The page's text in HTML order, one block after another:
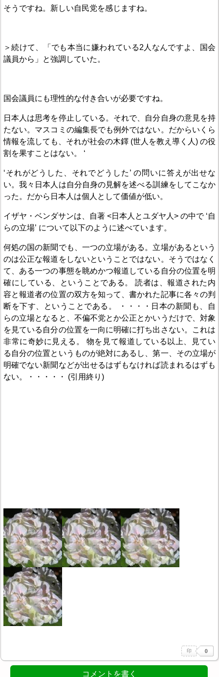
そうですね。新しい自民党を感じますね。
＞続けて、「でも本当に嫌われている2人なんですよ、国会
議員から」と強調していた。
国会議員にも理性的な付き合いが必要ですね。
日本人は思考を停止している。それで、自分自身の意見を持
たない。マスコミの編集長でも例外ではない。だからいくら
情報を流しても、それが社会の木鐸 (世人を教え導く人) の役
割を果すことはない。 ‘
‘それがどうした、それでどうした’ の問いに答えが出せな
い。我々日本人は自分自身の見解を述べる訓練をしてこなか
った。だから日本人は個人として価値が低い。
イザヤ・ベンダサンは、自著 <日本人とユダヤ人> の中で ‘自
らの立場’ について以下のように述べています。
何処の国の新聞でも、一つの立場がある。立場があるという
のは公正な報道をしないということではない。そうではなく
て、ある一つの事態を眺めかつ報道している自分の位置を明
確にしている、ということである。 読者は、報道された内
容と報道者の位置の双方を知って、書かれた記事に各々の判
断を下す、ということである。 ・・・・日本の新聞も、自
らの立場となると、不偏不党とか公正とかいうだけで、対象
を見ている自分の位置を一向に明確に打ち出さない。これは
非常に奇妙に見える。 物を見て報道している以上、見てい
る自分の位置というものが絶対にあるし、第一、その立場が
明確でない新聞などが出せるはずもなければ読まれるはずも
ない。・・・・・ (引用終り)
コメントを書く